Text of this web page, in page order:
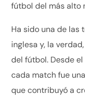
fútbol del más alto
Ha sido una de las
inglesa y, la
del fútbol. Desde
cada match fue
que contribuyó a